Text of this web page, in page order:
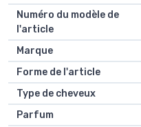
Numéro du modèle de
l'article
Marque
Forme de l'article
Type de cheveux
Parfum